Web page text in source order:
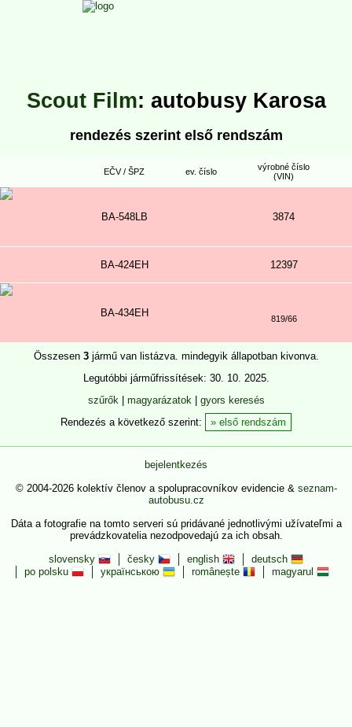
Scout Film: autobusy Karosa
rendezés szerint első rendszám
EČV / ŠPZ ev. číslo
výrobné číslo
(VIN)
BA-548LB 3874
BA-424EH 12397
BA-434EH 819/66
Összesen 3jármű van listázva. mindegyik állapotban kivonva.
Legutóbbi járműfrissítések: 30. 10. 2025.
szűrők| magyarázatok| gyors keresés
Rendezés a következő szerint:
első rendszám
bejelentkezés
© 2004-2026 kolektív členov a spolupracovníkov evidencie & seznam-
autobusu.cz
Dáta a fotografie na tomto serveri sú pridávané jednotlivými užívateľmi a
prevádzkovatelia nezodpovedajú za ich obsah.
slovensky
česky english
deutsch
po polsku
українською românește magyarul